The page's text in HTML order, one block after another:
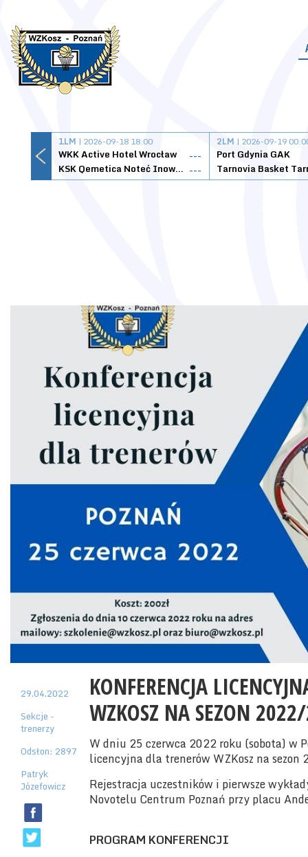
1LM | 2026-09-18 18:00
WKK Active Hotel Wrocław
---
KSK Qemetica Noteć Inowrocław ---
2LM | 2026-09-19
Port Gdynia GAK
29.04.2022
Sekcje -
trenerzy
Odsłon: 2897
Patryk
Józefowicz
KONFERENCJA
WZKOSZ NA SEZON
W dniu 25 czerwca 2022 roku (sobota) w
licencyjna dla trenerów WZKosz na
Rejestracja uczestników i pierwsze
Novotelu Centrum Poznań przy placu
PROGRAM KONFERENCJI